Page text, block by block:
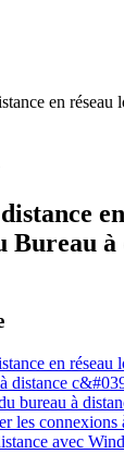
en réseau
à
en réseau
distance
bureau à
les connexions
avec